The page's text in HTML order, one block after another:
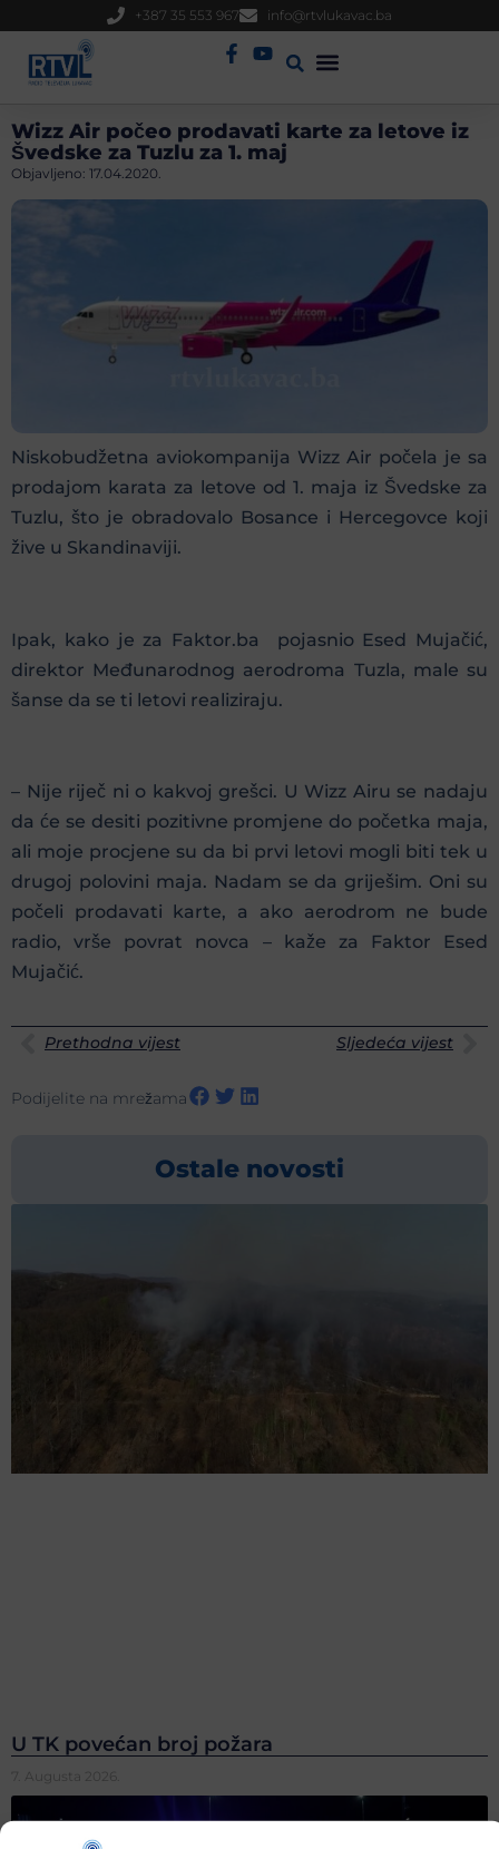
+387 35 553 967 info@rtvlukavac.ba
Wizz Air počeo prodavati karte za letove iz
Švedske za Tuzlu za 1. maj
Objavljeno: 17.04.2020.
Niskobudžetna aviokompanija Wizz Air počela je sa
prodajom karata za letove od 1. maja iz Švedske za
Tuzlu, što je obradovalo Bosance i Hercegovce koji
žive u Skandinaviji.
Ipak, kako je za Faktor.ba pojasnio Esed Mujačić,
direktor Međunarodnog aerodroma Tuzla, male su
šanse da se ti letovi realiziraju.
– Nije riječ ni o kakvoj grešci. U Wizz Airu se nadaju
da će se desiti pozitivne promjene do početka maja,
ali moje procjene su da bi prvi letovi mogli biti tek u
drugoj polovini maja. Nadam se da griješim. Oni su
počeli prodavati karte, a ako aerodrom ne bude
radio, vrše povrat novca – kaže za Faktor Esed
Mujačić.
Prethodna vijest Sljedeća vijest
Podijelite na mrežama
Ostale novosti
U TK povećan broj požara
7. Augusta 2026.